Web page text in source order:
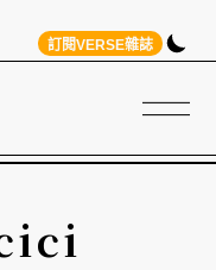
訂閱VERSE雜誌